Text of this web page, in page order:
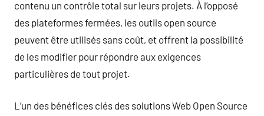
contenu un contrôle total sur leurs projets. À l’opposé
des plateformes fermées, les outils open source
peuvent être utilisés sans coût, et offrent la possibilité
de les modifier pour répondre aux exigences
particulières de tout projet.
L’un des bénéfices clés des solutions Web Open Source